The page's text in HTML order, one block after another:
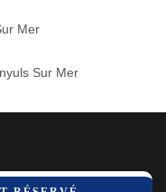
Mer
Sur Mer